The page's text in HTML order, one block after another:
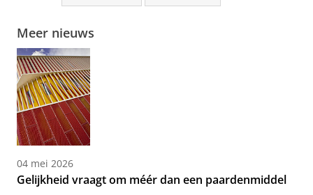
Meer nieuws
04 mei 2026
Gelijkheid vraagt om méér dan een paardenmiddel